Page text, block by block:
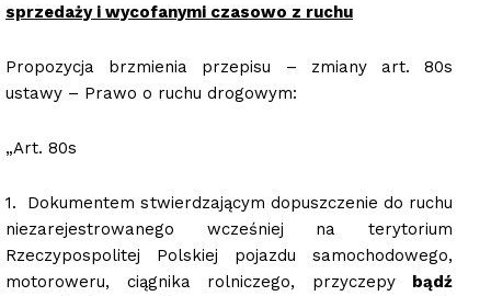
sprzedaży i wycofanymi czasowo z ruchu
Propozycja brzmienia przepisu – zmiany art. 80s
ustawy – Prawo o ruchu drogowym:
„Art. 80s
1. Dokumentem stwierdzającym dopuszczenie do ruchu
niezarejestrowanego wcześniej na terytorium
Rzeczypospolitej Polskiej pojazdu samochodowego,
motoroweru, ciągnika rolniczego, przyczepy bądź